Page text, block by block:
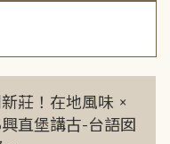
莊！在地風味 ×
直堡講古-台語囡